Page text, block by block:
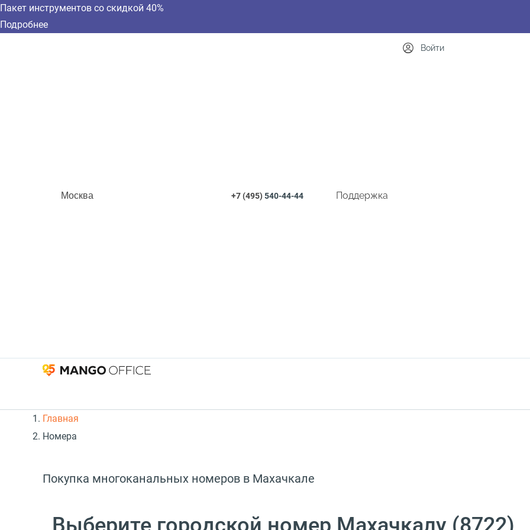
Пакет инструментов со скидкой 40%
Подробнее
Москва +7 (495)540-44-44 Поддержка
Войти
Главная
Номера
Покупка многоканальных номеров в Махачкале